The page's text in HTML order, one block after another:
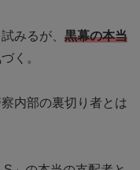
みるが、 黒幕の本当
く。
内部の裏切り者とは